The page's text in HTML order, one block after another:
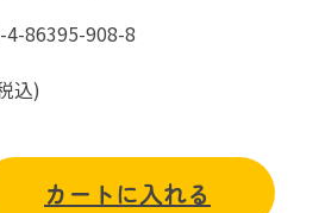
4-86395-908-8
込)
カートに入れる